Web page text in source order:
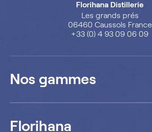
Florihana Distillerie
Les grands prés
06460 Caussols France
+33 (0) 4 93 09 06 09
Nos gammes
Florihana